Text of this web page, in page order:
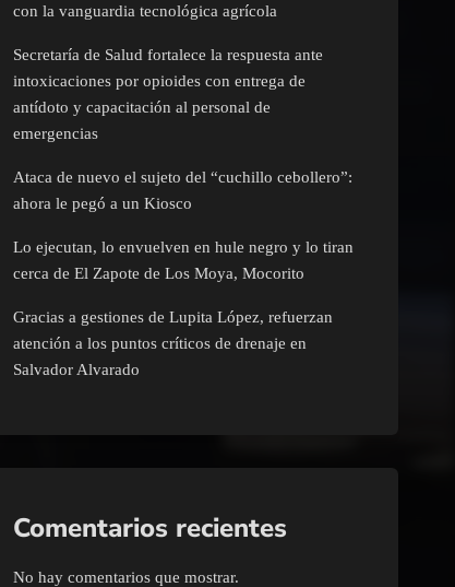
con la vanguardia tecnológica agrícola
Secretaría de Salud fortalece la respuesta ante
intoxicaciones por opioides con entrega de
antídoto y capacitación al personal de
emergencias
Ataca de nuevo el sujeto del “cuchillo cebollero”:
ahora le pegó a un Kiosco
Lo ejecutan, lo envuelven en hule negro y lo tiran
cerca de El Zapote de Los Moya, Mocorito
Gracias a gestiones de Lupita López, refuerzan
atención a los puntos críticos de drenaje en
Salvador Alvarado
Comentarios recientes
No hay comentarios que mostrar.